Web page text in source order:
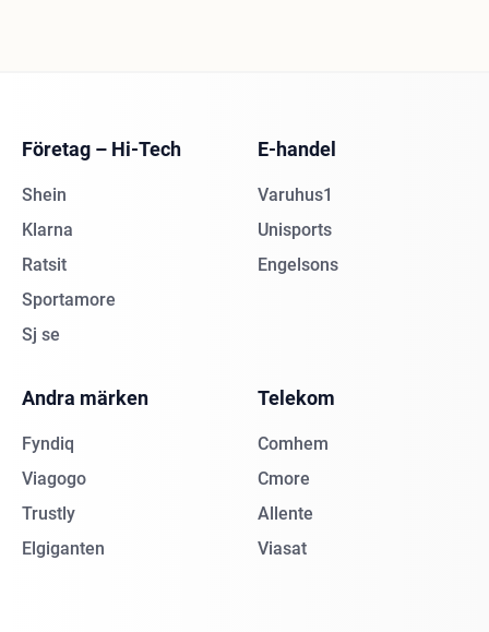
Företag – Hi-Tech
Shein
Klarna
Ratsit
Sportamore
Sj se
E-handel
Varuhus1
Unisports
Engelsons
Andra märken
Fyndiq
Viagogo
Trustly
Elgiganten
Telekom
Comhem
Cmore
Allente
Viasat